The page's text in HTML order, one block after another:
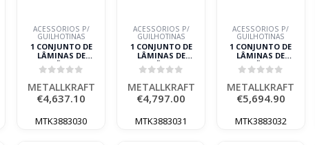
ACESSÓRIOS P/
GUILHOTINAS
1 CONJUNTO DE
LÂMINAS DE
REPOSIÇÃO HTBS-T
3100-100
METALLKRAFT
METALLKRAFT
€4,637.10
MTK3883030
ACESSÓRIOS P/
GUILHOTINAS
1 CONJUNTO DE
LÂMINAS DE
REPOSIÇÃO HTBS-T
3100-130
METALLKRAFT
METALLKRAFT
€4,797.00
MTK3883031
ACESSÓRIOS P/
GUILHOTINAS
1 CONJUNTO DE
LÂMINAS DE
REPOSIÇÃO HTBS-T
3100-160
METALLKRAFT
METALLKRAFT
€5,694.90
MTK3883032